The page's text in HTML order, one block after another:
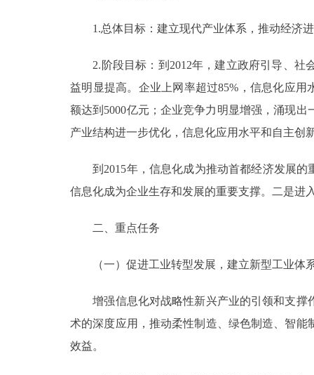
ESPAÑOL
1.总体目标：建立现代产业体系，推动经济进
2.阶段目标：到2012年，建立政府引导、社
益明显提高。企业上网率超过85%，信息化应
额达到5000亿元；企业竞争力明显增强，涌现
产业结构进一步优化，信息化应用水平和自主创
到2015年，信息化成为推动首都经济发展的
信息化成为企业生存和发展的重要支撑。二是进
二、重点任务
（一）促进工业转型发展，建立新型工业体
增强信息化对战略性新兴产业的引领和支撑
术的深度应用，推动柔性制造、绿色制造、智
效益。